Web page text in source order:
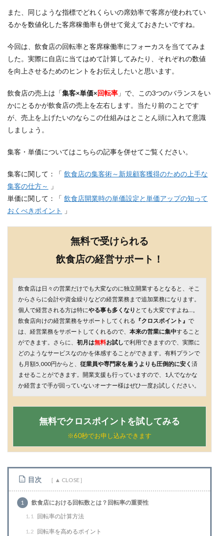
また、同じような指標でどれくらいの席効率で客席が使われてい
るかを数値化した客席稼働率も併せて覚えておきたいですね。
今回は、飲食店の回転率と客席稼働率にフォーカスを当ててみま
した。実際に自店に当てはめて計算してみたり、それぞれの数値
を向上させるためのヒントをお伝えしたいと思います。
飲食店の売上は「集客×単価×回転率 」で、この3つのバランスをい
かにとるかが飲食店の売上を左右します。当たり前のことです
が、売上を上げたいのならこの仕組みはとことん頭に入れて意識
しましょう。
集客・単価についてはこちらの記事を併せてご覧ください。
集客に関して：「 飲食店の集客術～新規顧客獲得のための上手な
集客の仕方～
」
単価に関して：「 飲食店開業時の単価設定と単価アップの知って
おくべきポイント
」
無料で受けられる
飲食店の経営サポート ！
飲食店は日々の営業だけでも大変なのに独立開業するとなると、そこ
からさらに会計や資金繰りなどの経営業務まで追加業務になります。
個人で経営される方は特にやる事も多くなり とても大変ですよね…。
飲食店向けの経営業務をサポートしてくれる 『クロスポイント』 で
は、経営業務をサポートしてくれるので、 本来の営業に集中すること
ができます。さらに、 初月は無料お試しで利用できますので、実際に
どのようなサービスなのかを体感することができます。有料プランで
も月額5,000円からと、 従業員や専門家を雇うよりも圧倒的に安く 済
ませることができます。開業支援も行っていますので、1人でなかな
か経営まで手が回っていないオーナー様はぜひ一度お試しください。
無料でクロスポイントを試してみる
※60秒でお申し込みできます
目次
1
飲食店における回転数とは？回転率の重要性
1.1
回転率の計算方法
1.2 回転率を高めるポイント